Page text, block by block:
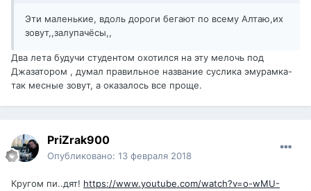
Эти маленькие, вдоль дороги бегают по всему Алтаю,их
зовут,,залупачёсы,,
Два лета будучи студентом охотился на эту мелочь под
Джазатором , думал правильное название суслика эмурамка-
так месные зовут, а оказалось все проще.
PriZrak900
Опубликовано: 13 февраля 2018
Кругом пи..дят! https://www.youtube.com/watch?v=o-wMU-